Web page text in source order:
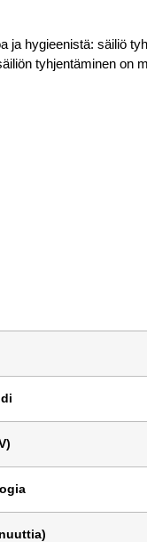
ja hygieenistä: säiliö
tyhjentäminen on